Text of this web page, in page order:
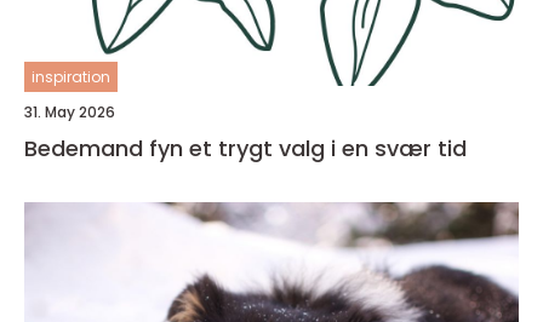
inspiration
31. May 2026
Bedemand fyn et trygt valg i en svær tid